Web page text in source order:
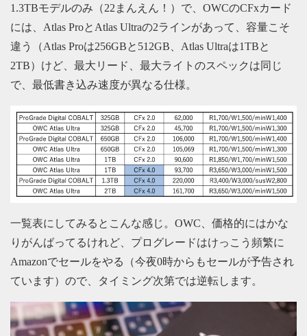
1.3TBモデルのみ（22まんえん！）で、OWCのCFxカード
には、Atlas ProとAtlas Ultraの2ラインがあって、容量こそ
違う（Atlas Proは256GBと512GB、Atlas Ultraは1TBと
2TB）けど、最大リード、最大ライトのスペックは同じ
で、最低書き込み速度が異なる仕様。
一覧表にしてみるとこんな感じ。OWC、価格的にはかな
りがんばってるけれど、プログレードはけっこう頻繁に
Amazonでセールをやる（今夜0時からもセールが予告され
ています）ので、タイミング次第では逆転します。